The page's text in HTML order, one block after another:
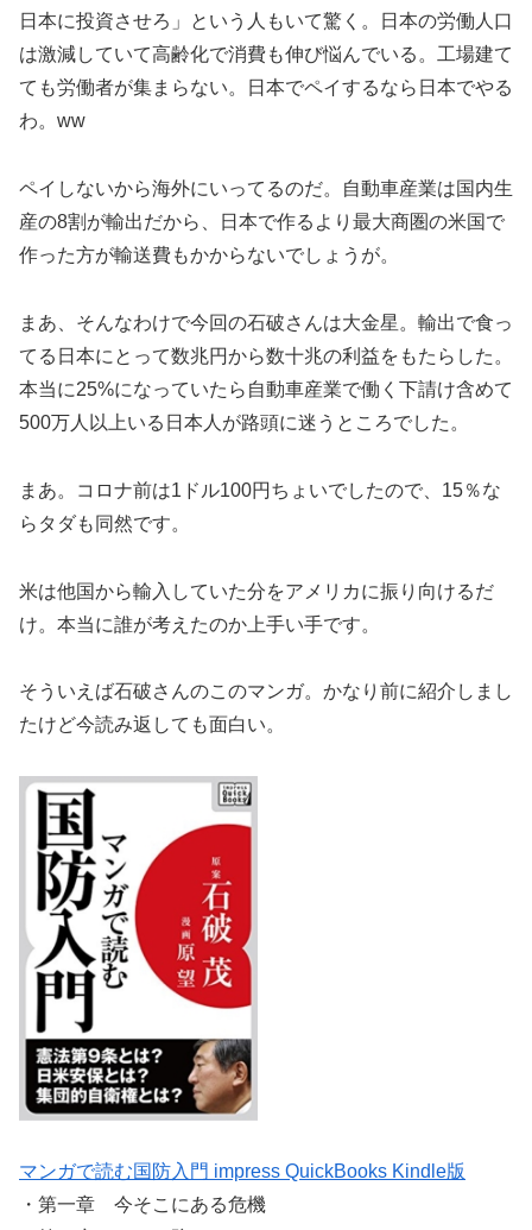
日本に投資させろ」という人もいて驚く。日本の労働人口
は激減していて高齢化で消費も伸び悩んでいる。工場建て
ても労働者が集まらない。日本でペイするなら日本でやる
わ。ww
ペイしないから海外にいってるのだ。自動車産業は国内生
産の8割が輸出だから、日本で作るより最大商圏の米国で
作った方が輸送費もかからないでしょうが。
まあ、そんなわけで今回の石破さんは大金星。輸出で食っ
てる日本にとって数兆円から数十兆の利益をもたらした。
本当に25%になっていたら自動車産業で働く下請け含めて
500万人以上いる日本人が路頭に迷うところでした。
まあ。コロナ前は1ドル100円ちょいでしたので、15％な
らタダも同然です。
米は他国から輸入していた分をアメリカに振り向けるだ
け。本当に誰が考えたのか上手い手です。
そういえば石破さんのこのマンガ。かなり前に紹介しまし
たけど今読み返しても面白い。
マンガで読む国防入門 impress QuickBooks Kindle版
・第一章 今そこにある危機